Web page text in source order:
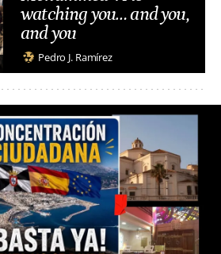
watching you… and you,
and you
Pedro J. Ramírez